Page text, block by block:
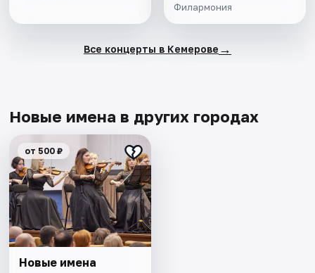
Филармония
Все концерты в Кемерове →
Новые имена в других городах
от 500 ₽
Новые имена